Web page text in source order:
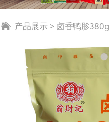
产品展示 > 卤香鸭胗380g